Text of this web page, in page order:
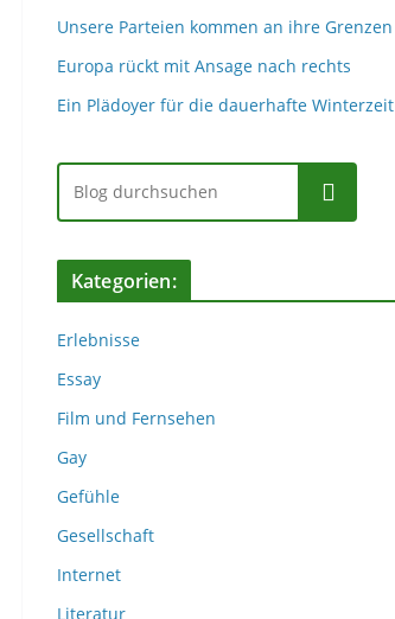
Unsere Parteien kommen an ihre Grenzen
Europa rückt mit Ansage nach rechts
Ein Plädoyer für die dauerhafte Winterzeit
Suchen
Kategorien:
Erlebnisse
Essay
Film und Fernsehen
Gay
Gefühle
Gesellschaft
Internet
Literatur